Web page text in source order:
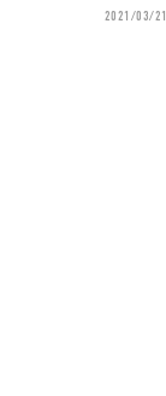
2021/03/21